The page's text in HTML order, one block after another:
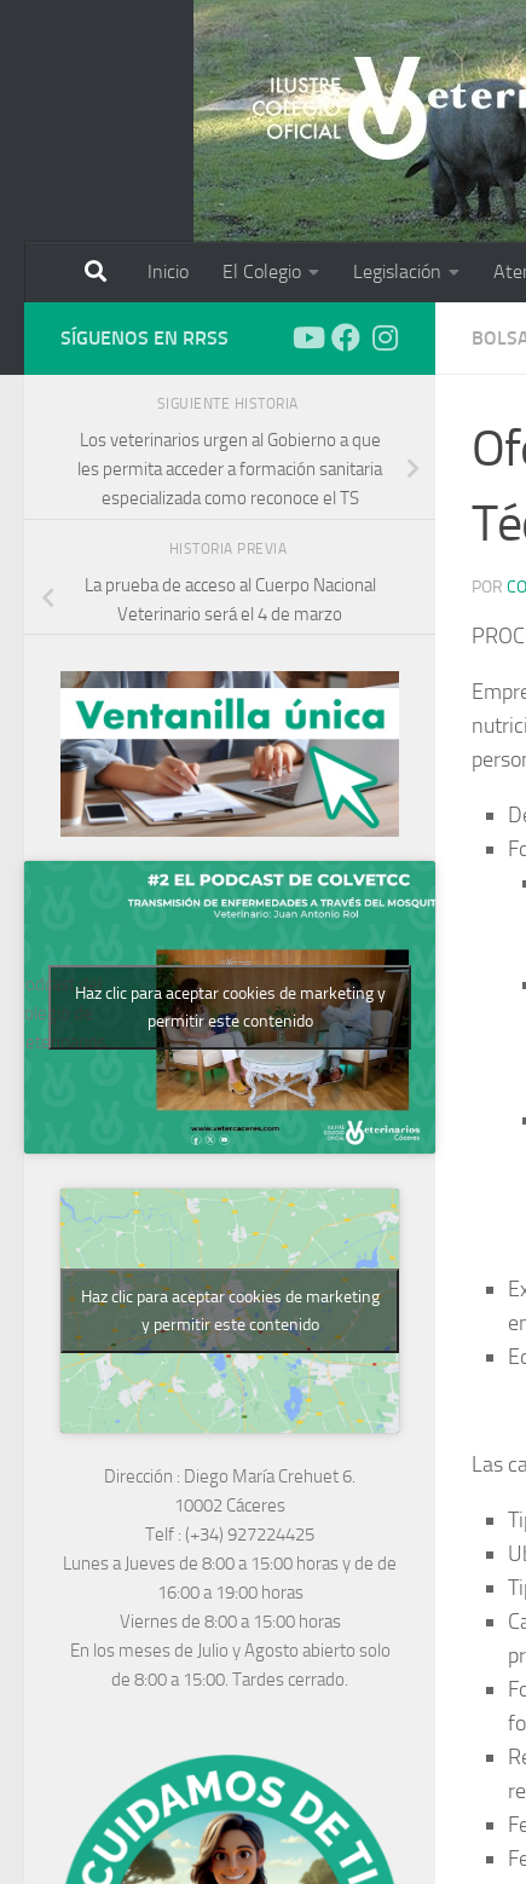
Inicio El Colegio Legislación
POR
Las
SÍGUENOS EN RRSS
SIGUIENTE HISTORIA
Los veterinarios urgen al Gobierno a que
les permita acceder a formación sanitaria
especializada como reconoce el TS
HISTORIA PREVIA
La prueba de acceso al Cuerpo Nacional
Veterinario será el 4 de marzo
Podcast del
Colegio de
Veterinarios
Haz clic para aceptar cookies de marketing y
permitir este contenido
Haz clic para aceptar cookies de marketing
y permitir este contenido
Dirección : Diego María Crehuet 6.
10002 Cáceres
Telf : (+34) 927224425
Lunes a Jueves de 8:00 a 15:00 horas y de de
16:00 a 19:00 horas
Viernes de 8:00 a 15:00 horas
En los meses de Julio y Agosto abierto solo
de 8:00 a 15:00. Tardes cerrado.